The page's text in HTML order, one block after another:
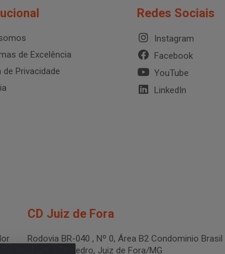
de Excelência
de Privacidade
Redes Sociais
Instagram
Facebook
YouTube
LinkedIn
CD Juiz de Fora
Rodovia BR-040 , Nº 0, Área B2 Condominio Brasil
LOG - São Pedro, Juiz de Fora/MG